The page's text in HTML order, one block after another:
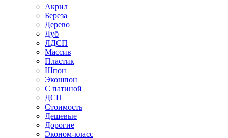
Акрил
Береза
Дерево
Дуб
ЛДСП
Массив
Пластик
Шпон
Экошпон
С патиной
ДСП
Стоимость
Дешевые
Дорогие
Эконом-класс